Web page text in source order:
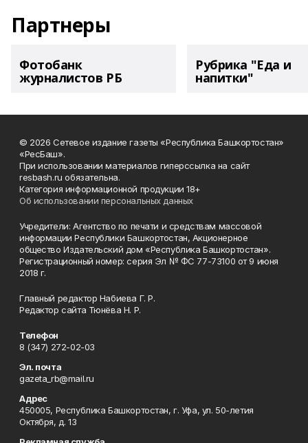
Партнеры
Фотобанк
журналистов РБ
Рубрика "Еда и
напитки"
© 2026 Сетевое издание газеты «Республика Башкортостан»
«РесБаш».
При использовании материалов гиперссылка на сайт
resbash.ru обязательна.
Категория информационной продукции 18+
Об использовании персональных данных
Учредители: Агентство по печати и средствам массовой
информации Республики Башкортостан, Акционерное
общество Издательский дом «Республика Башкортостан».
Регистрационный номер: серия Эл № ФС 77-73100 от 9 июня
2018 г.
Главный редактор Набиева Г. Р.
Редактор сайта Тюнёва Н. Р.
Телефон
8 (347) 272-02-03
Эл. почта
gazeta_rb@mail.ru
Адрес
450005, Республика Башкортостан, г. Уфа, ул. 50-летия
Октября, д. 13